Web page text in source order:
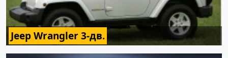
Jeep Wrangler 3-дв.